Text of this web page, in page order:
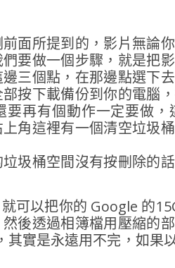
面所提到的，影片無論
要做一個步驟，就是把
三個點，在那邊點選下
按下載備份到你的電腦
要再有個動作一定要做
角這裡有一個清空垃圾
圾桶空間沒有按刪除的
可以把你的 Google 的
後透過相簿檔用壓縮的
其實是永遠用不完，如果